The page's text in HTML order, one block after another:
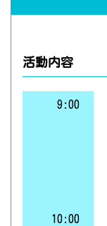
活動内容
9:00
10:00